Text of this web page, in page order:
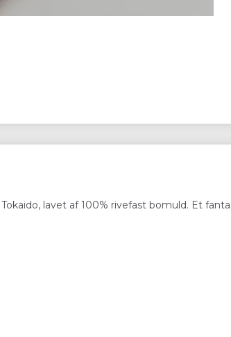
lavet af 100% rivefast bomuld. Et